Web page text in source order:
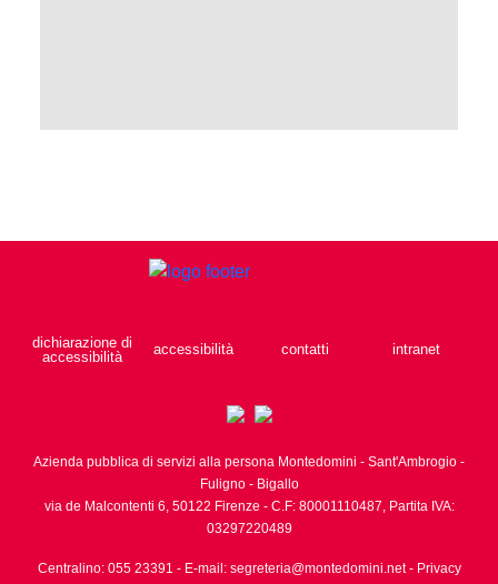
dichiarazione di
accessibilità
accessibilità contatti intranet
Azienda pubblica di servizi alla persona Montedomini - Sant'Ambrogio -
Fuligno - Bigallo
via de Malcontenti 6, 50122 Firenze - C.F: 80001110487, Partita IVA:
03297220489
Centralino: 055 23391 - E-mail: segreteria@montedomini.net- Privacy